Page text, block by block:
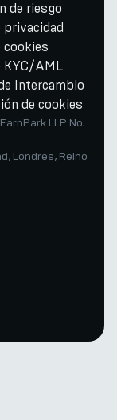
de riesgo
privacidad
cookies
KYC/AML
Intercambio
de cookies
LLP No.
Londres, Reino